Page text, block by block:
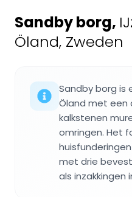
Sandby borg,
Öland, Zweden
Sandby borg is
Öland met een
kalkstenen
omringen. Het
met drie
als inzakkingen